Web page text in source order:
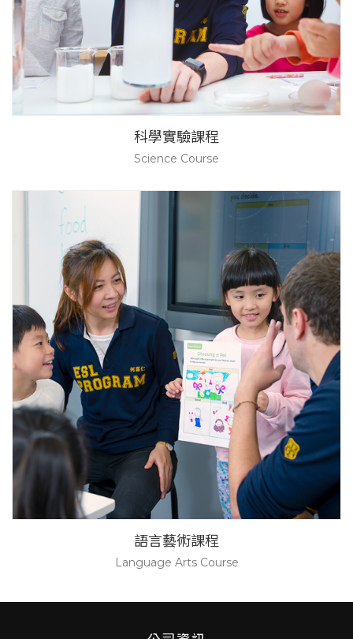
科學實驗課程
Science Course
語言藝術課程
Language Arts Course